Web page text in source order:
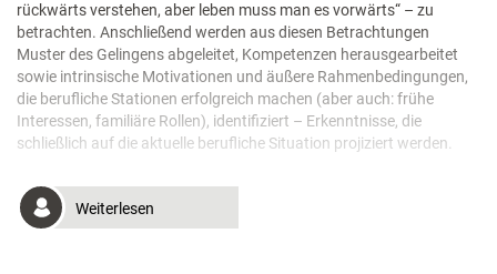
rückwärts verstehen, aber leben muss man es vorwärts“ – zu
betrachten. Anschließend werden aus diesen Betrachtungen
Muster des Gelingens abgeleitet, Kompetenzen herausgearbeitet
sowie intrinsische Motivationen und äußere Rahmenbedingungen,
die berufliche Stationen erfolgreich machen (aber auch: frühe
Interessen, familiäre Rollen), identifiziert – Erkenntnisse, die
schließlich auf die aktuelle berufliche Situation projiziert werden.
Weiterlesen